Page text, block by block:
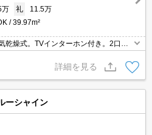
万 礼
11.5万
39.97m²
乾燥式。TVインターホン付き。2口ガ
物干しあり。経済的な都市ガス使用。
詳細を見る
ーシャイン